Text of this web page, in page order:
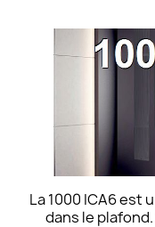
La 1000 ICA6 est
dans le